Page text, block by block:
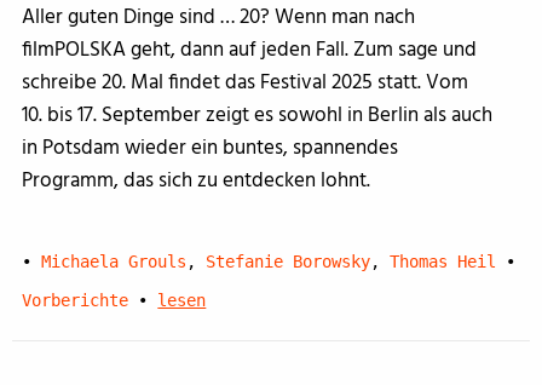
Aller guten Dinge sind … 20? Wenn man nach
filmPOLSKA geht, dann auf jeden Fall. Zum sage und
schreibe 20. Mal findet das Festival 2025 statt. Vom
10. bis 17. September zeigt es sowohl in Berlin als auch
in Potsdam wieder ein buntes, spannendes
Programm, das sich zu entdecken lohnt.
• Michaela Grouls , Stefanie Borowsky,Thomas Heil
•
Vorberichte
• lesen